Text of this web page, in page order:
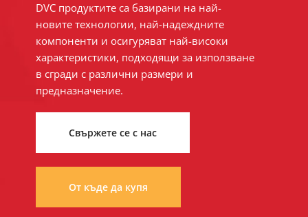
DVC продуктите са базирани на най-
новите технологии, най-надеждните
компоненти и осигуряват най-високи
характеристики, подходящи за използване
в сгради с различни размери и
предназначение.
Свържете се с нас
От къде да купя